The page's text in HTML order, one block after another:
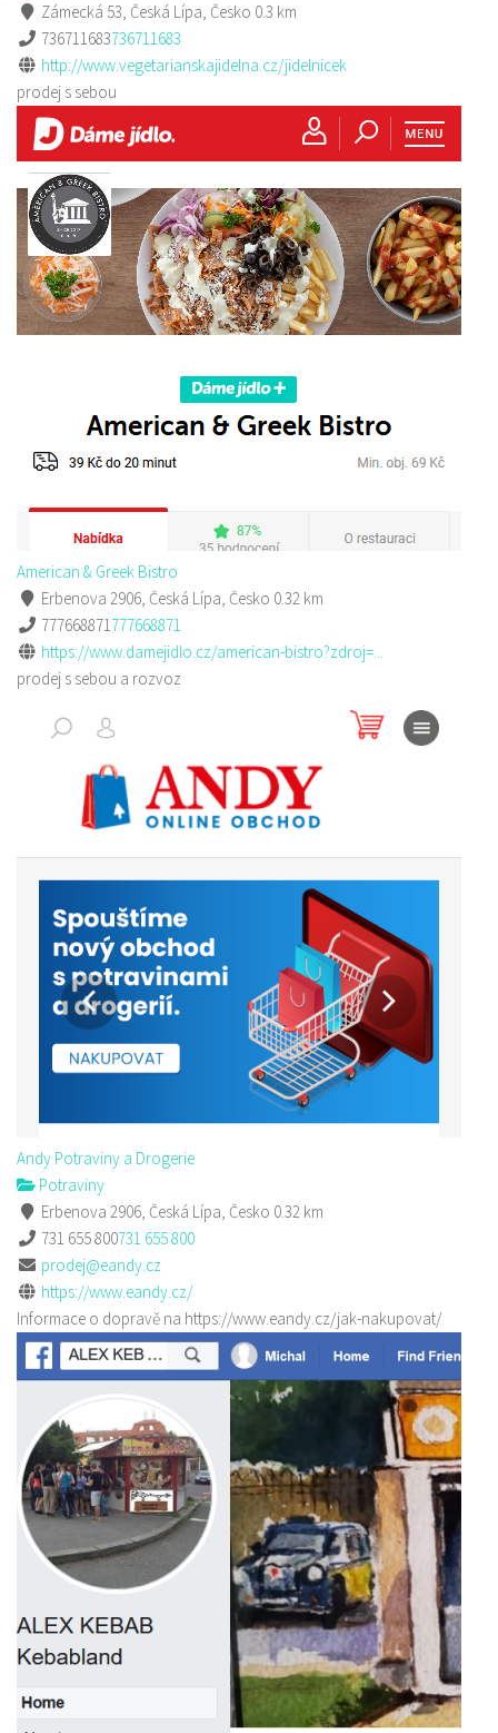
Zámecká 53, Česká Lípa, Česko 0.3 km
736711683736711683
http://www.vegetarianskajidelna.cz/jidelnicek
prodej s sebou
American & Greek Bistro
Erbenova 2906, Česká Lípa, Česko 0.32 km
777668871777668871
https://www.damejidlo.cz/american-bistro?zdroj=...
prodej s sebou a rozvoz
Andy Potraviny a Drogerie
Potraviny
Erbenova 2906, Česká Lípa, Česko 0.32 km
731 655 800731 655 800
prodej@eandy.cz
https://www.eandy.cz/
Informace o dopravě na https://www.eandy.cz/jak-nakupovat/